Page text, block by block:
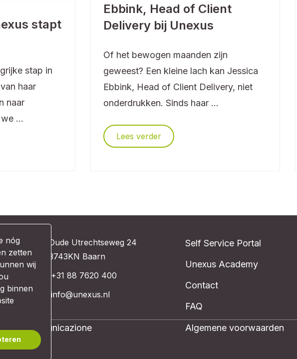
stapt
stap in
haar
naar
...
Ebbink, Head of Client
Delivery bij Unexus
Of het bewogen maanden zijn
geweest? Een kleine lach kan Jessica
Ebbink, Head of Client Delivery, niet
onderdrukken. Sinds haar ...
Lees verder
Oude Utrechtseweg 24
3743KN Baarn
+31 88 7620 400
info@unexus.nl
Self Service Portal
Unexus Academy
Contact
FAQ
Comunicazione Algemene voorwaarden
nóg
zetten
wij
binnen